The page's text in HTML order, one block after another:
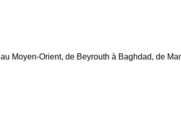
Moyen-Orient, de Beyrouth à Baghdad, de
le nouveau club de Suárez et Messi
des lieux du football féminin sud-américain